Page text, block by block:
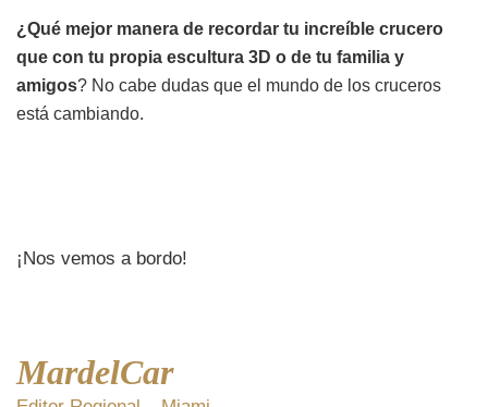
¿Qué mejor manera de recordar tu increíble crucero
que con tu propia escultura 3D o de tu familia y
amigos? No cabe dudas que el mundo de los cruceros
está cambiando.
¡Nos vemos a bordo!
MardelCar